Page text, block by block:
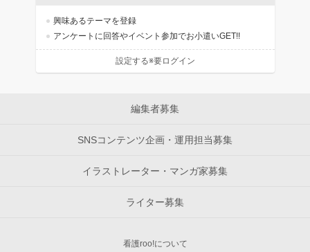
興味あるテーマを登録
アンケートに回答やイベント参加でお小遣いGET!!
設定する※要ログイン
編集者募集
SNSコンテンツ企画・運用担当募集
イラストレーター・マンガ家募集
ライター募集
看護roo!について